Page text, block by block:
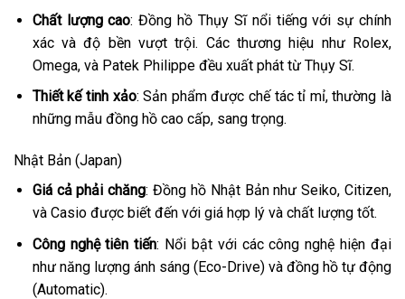
Chất lượng cao: Đồng hồ Thụy Sĩ nổi tiếng với sự chính
xác và độ bền vượt trội. Các thương hiệu như Rolex,
Omega, và Patek Philippe đều xuất phát từ Thụy Sĩ.
Thiết kế tinh xảo: Sản phẩm được chế tác tỉ mỉ, thường là
những mẫu đồng hồ cao cấp, sang trọng.
Nhật Bản (Japan)
Giá cả phải chăng: Đồng hồ Nhật Bản như Seiko, Citizen,
và Casio được biết đến với giá hợp lý và chất lượng tốt.
Công nghệ tiên tiến: Nổi bật với các công nghệ hiện đại
như năng lượng ánh sáng (Eco-Drive) và đồng hồ tự động
(Automatic).